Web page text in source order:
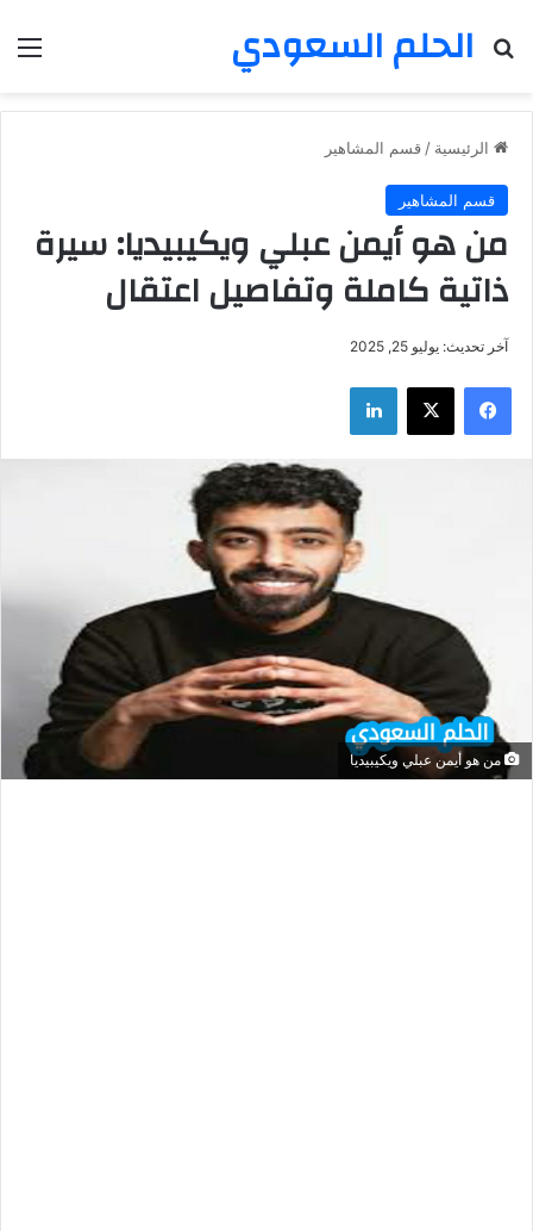
الحلم السعودي
بحث عن
الرئيسية / قسم المشاهير
قسم المشاهير
من هو أيمن عبلي ويكيبيديا: سيرة
ذاتية كاملة وتفاصيل اعتقال
آخر تحديث: يوليو 25, 2025
فيسبوك ‫X لينكدإن
من هو أيمن عبلي ويكيبيديا